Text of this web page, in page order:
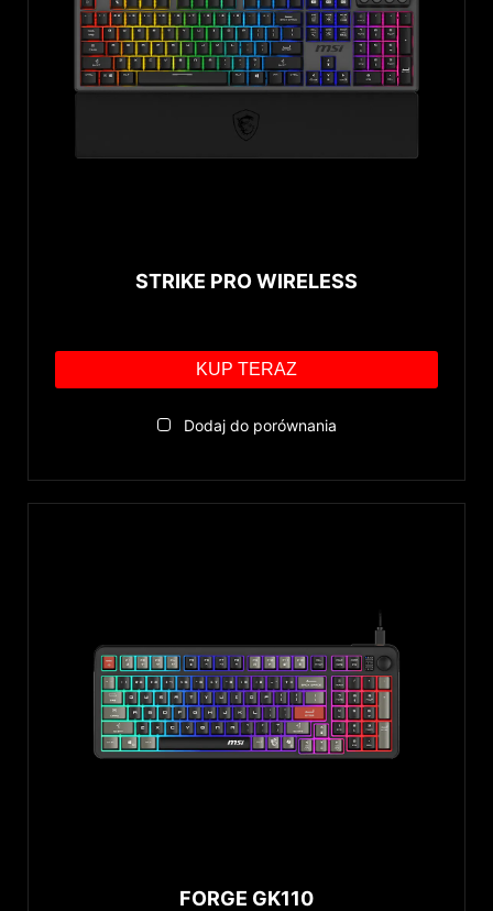
STRIKE PRO WIRELESS
KUP TERAZ
Dodaj do porównania
FORGE GK110